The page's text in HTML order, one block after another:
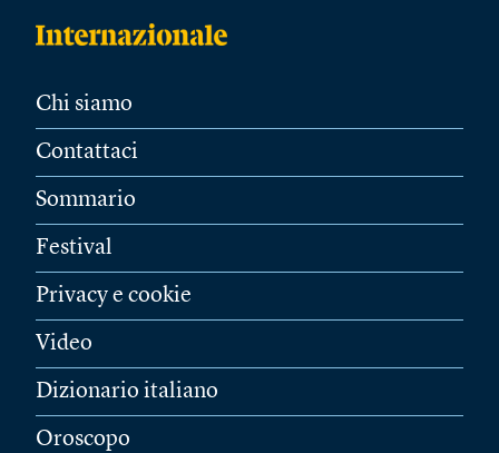
Chi siamo
Contattaci
Sommario
Festival
Privacy e cookie
Video
Dizionario italiano
Oroscopo